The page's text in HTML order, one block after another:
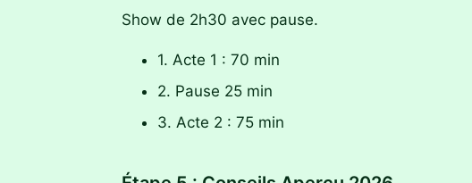
Show de 2h30 avec pause.
1. Acte 1 : 70 min
2. Pause 25 min
3. Acte 2 : 75 min